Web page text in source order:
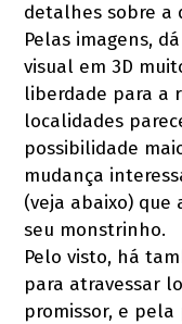
detalhes sobre a
Pelas imagens,
visual em 3D
liberdade para a
localidades
possibilidade
mudança
(veja abaixo) que
seu monstrinho.
Pelo visto, há
para atravessar
promissor, e pela